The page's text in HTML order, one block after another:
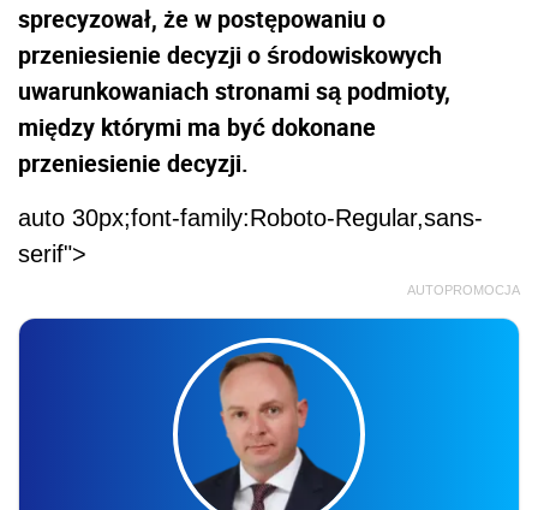
sprecyzował, że w postępowaniu o
przeniesienie decyzji o środowiskowych
uwarunkowaniach stronami są podmioty,
między którymi ma być dokonane
przeniesienie decyzji.
auto 30px;font-family:Roboto-Regular,sans-
serif">
AUTOPROMOCJA